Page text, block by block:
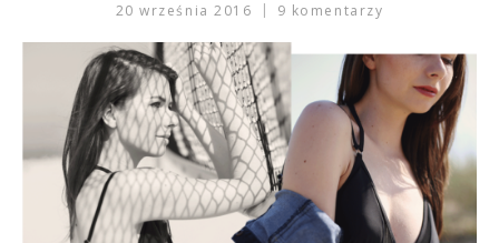
20 września 2016 9 komentarzy